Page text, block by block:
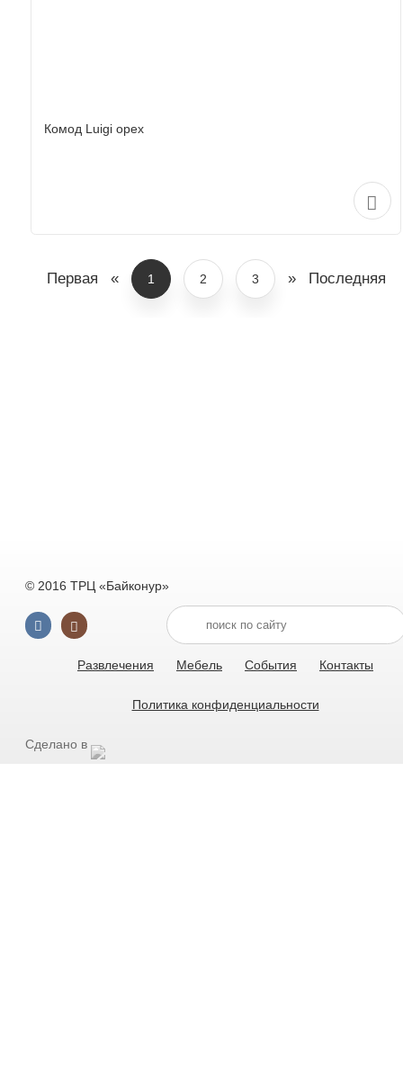
Комод Luigi орех
Первая « 1 2 3 » Последняя
© 2016 ТРЦ «Байконур»
Развлечения Мебель События Контакты
Политика конфиденциальности
Сделано в